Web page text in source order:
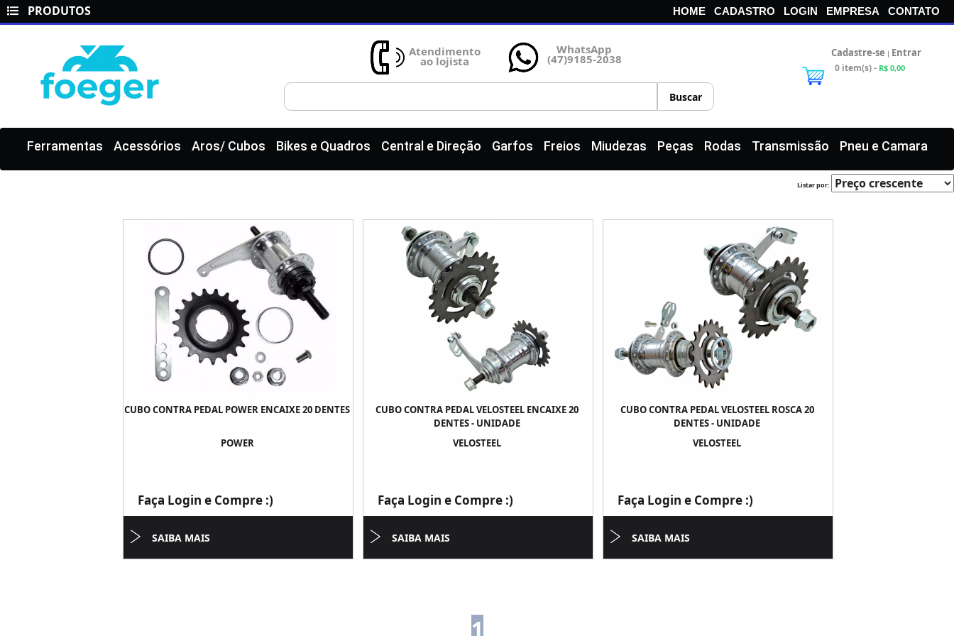
HOME CADASTRO LOGIN EMPRESA CONTATO
PRODUTOS
Atendimento
ao lojista
WhatsApp
(47)9185-2038 Cadastre-se | Entrar
0 item(s) - R$ 0,00
Ferramentas Acessórios Aros/ Cubos Bikes e Quadros Central e Direção Garfos Freios Miudezas Peças Rodas Transmissão Pneu e Camara
Listar por:
CUBO CONTRA PEDAL POWER ENCAIXE 20 DENTES
POWER
Faça Login e Compre :)
SAIBA MAIS
CUBO CONTRA PEDAL VELOSTEEL ENCAIXE 20
DENTES - UNIDADE
VELOSTEEL
Faça Login e Compre :)
SAIBA MAIS
CUBO CONTRA PEDAL VELOSTEEL ROSCA 20
DENTES - UNIDADE
VELOSTEEL
Faça Login e Compre :)
SAIBA MAIS
1